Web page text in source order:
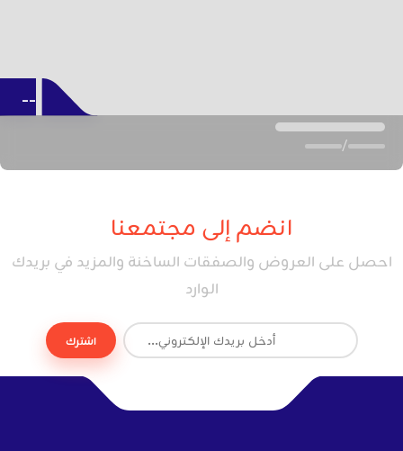
--
/
انضم إلى مجتمعنا
احصل على العروض والصفقات الساخنة والمزيد في بريدك
الوارد
اشترك